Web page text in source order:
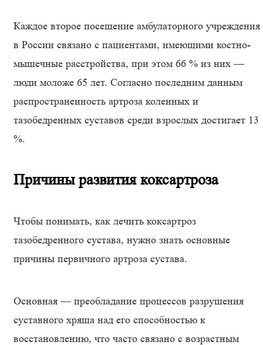
Каждое второе посещение амбулаторного учреждения
в России связано с пациентами, имеющими костно-
мышечные расстройства, при этом 66 % из них —
люди моложе 65 лет. Согласно последним данным
распространенность артроза коленных и
тазобедренных суставов среди взрослых достигает 13
%.
Причины развития коксартроза
Чтобы понимать, как лечить коксартроз
тазобедренного сустава, нужно знать основные
причины первичного артроза сустава.
Основная — преобладание процессов разрушения
суставного хряща над его способностью к
восстановлению, что часто связано с возрастным